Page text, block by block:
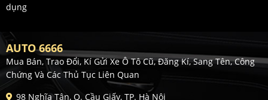
dụng
AUTO 6666
Mua Bán, Trao Đổi, Kí Gửi Xe Ô Tô Cũ, Đăng Kí, Sang Tên, Công
Chứng Và Các Thủ Tục Liên Quan
98 Nghĩa Tân, Q. Cầu Giấy, TP. Hà Nội